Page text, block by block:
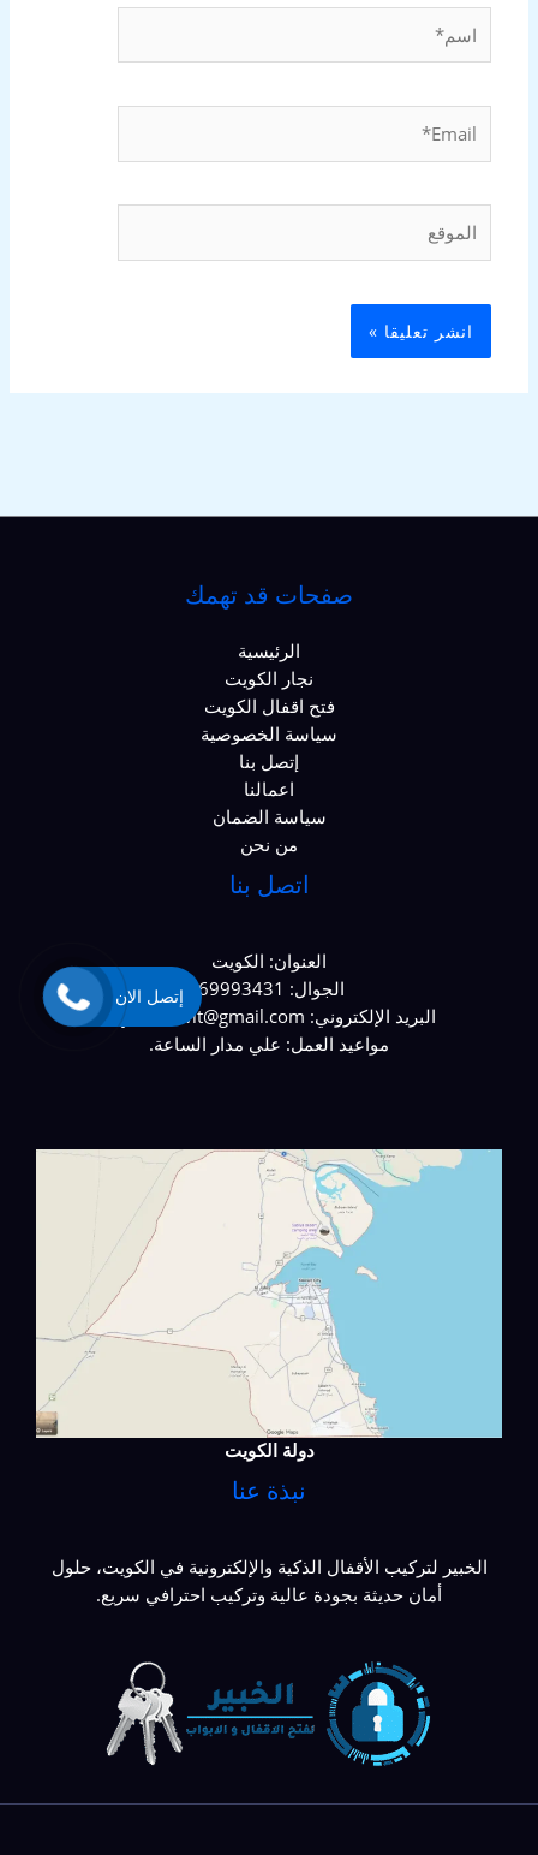
صفحات قد تهمك
الرئيسية
نجار الكويت
فتح اقفال الكويت
سياسة الخصوصية
إتصل بنا
اعمالنا
سياسة الضمان
من نحن
اتصل بنا
العنوان: الكويت
الجوال: 69993431
البريد الإلكتروني: najaralkawit@gmail.com
مواعيد العمل: علي مدار الساعة.
دولة الكويت
نبذة عنا
الخبير لتركيب الأقفال الذكية والإلكترونية في الكويت، حلول
أمان حديثة بجودة عالية وتركيب احترافي سريع.
إتصل الان